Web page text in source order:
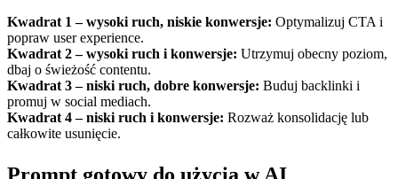
Kwadrat 1 – wysoki ruch, niskie konwersje: Optymalizuj CTA i
popraw user experience.
Kwadrat 2 – wysoki ruch i konwersje: Utrzymuj obecny poziom,
dbaj o świeżość contentu.
Kwadrat 3 – niski ruch, dobre konwersje: Buduj backlinki i
promuj w social mediach.
Kwadrat 4 – niski ruch i konwersje: Rozważ konsolidację lub
całkowite usunięcie.